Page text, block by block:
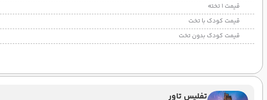
قیمت 1 تخته
قیمت کودک با تخت
قیمت کودک بدون تخت
تفلیس تاور